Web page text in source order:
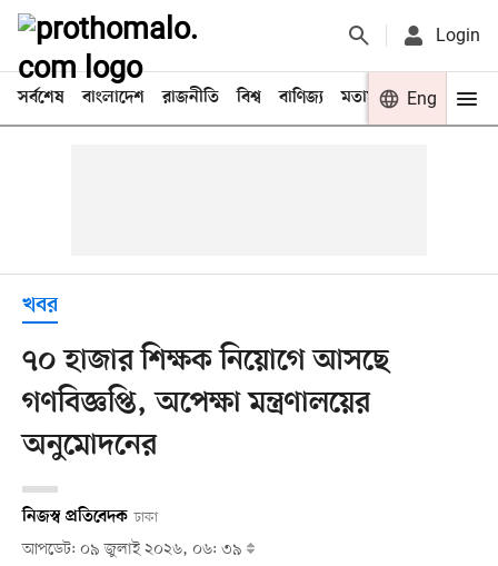
Login
সর্বশেষ বাংলাদেশ রাজনীতি বিশ্ব বাণিজ্য মতামত খেলা
Eng
খবর
৭০ হাজার শিক্ষক নিয়োগে আসছে
গণবিজ্ঞপ্তি, অপেক্ষা মন্ত্রণালয়ের
অনুমোদনের
নিজস্ব প্রতিবেদক ঢাকা
আপডেট: ০৯ জুলাই ২০২৬, ০৬: ৩৯